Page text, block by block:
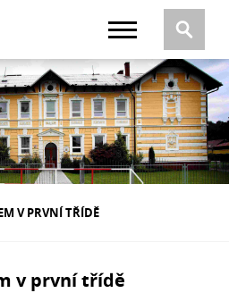
V PRVNÍ TŘÍDĚ
v první třídě